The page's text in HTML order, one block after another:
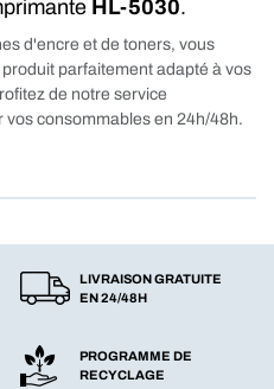
HL-5030.
d'encre et de toners, vous
parfaitement adapté à vos
de notre service
consommables en 24h/48h.
LIVRAISON GRATUITE
EN 24/48H
PROGRAMME DE
RECYCLAGE